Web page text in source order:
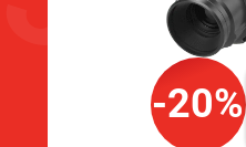
-20%